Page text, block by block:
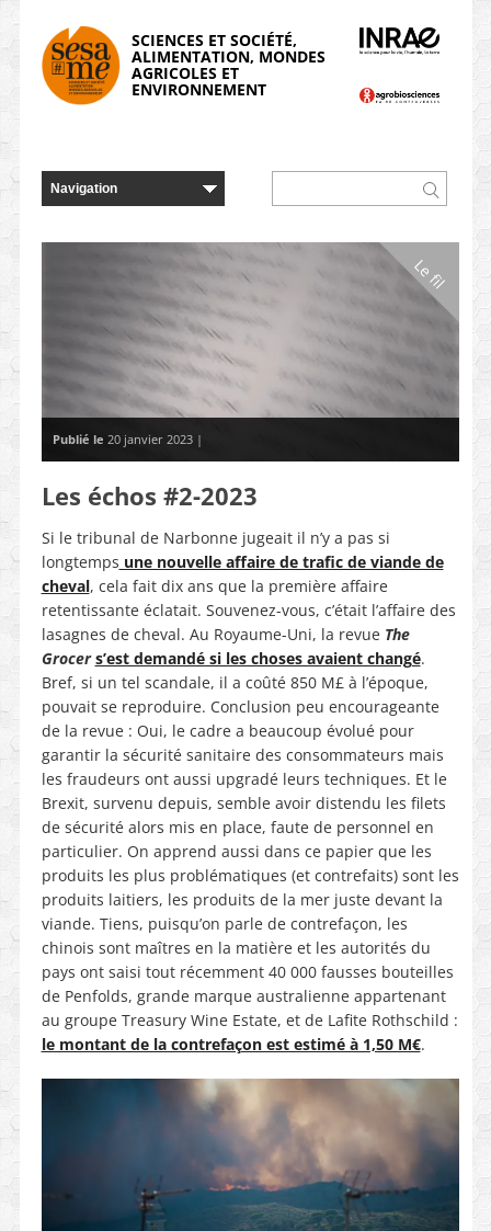
SCIENCES ET SOCIÉTÉ,
ALIMENTATION, MONDES
AGRICOLES ET
ENVIRONNEMENT
Le fil
Publié le 20 janvier 2023 |
Les échos #2-2023
Si le tribunal de Narbonne jugeait il n’y a pas si
longtemps une nouvelle affaire de trafic de viande de
cheval, cela fait dix ans que la première affaire
retentissante éclatait. Souvenez-vous, c’était l’affaire des
lasagnes de cheval. Au Royaume-Uni, la revue The
Grocers’est demandé si les choses avaient changé.
Bref, si un tel scandale, il a coûté 850 M£ à l’époque,
pouvait se reproduire. Conclusion peu encourageante
de la revue : Oui, le cadre a beaucoup évolué pour
garantir la sécurité sanitaire des consommateurs mais
les fraudeurs ont aussi upgradé leurs techniques. Et le
Brexit, survenu depuis, semble avoir distendu les filets
de sécurité alors mis en place, faute de personnel en
particulier. On apprend aussi dans ce papier que les
produits les plus problématiques (et contrefaits) sont les
produits laitiers, les produits de la mer juste devant la
viande. Tiens, puisqu’on parle de contrefaçon, les
chinois sont maîtres en la matière et les autorités du
pays ont saisi tout récemment 40 000 fausses bouteilles
de Penfolds, grande marque australienne appartenant
au groupe Treasury Wine Estate, et de Lafite Rothschild :
le montant de la contrefaçon est estimé à 1,50 M€.